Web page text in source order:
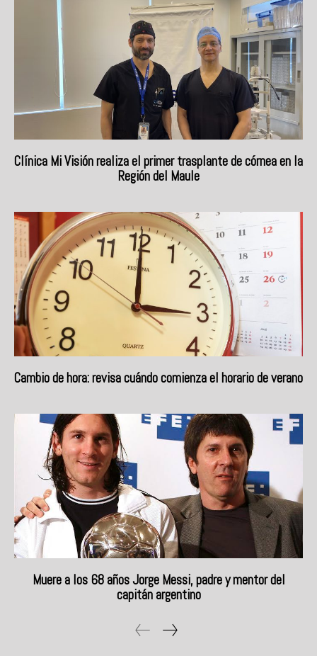
Clínica Mi Visión realiza el primer trasplante de córnea en la
Región del Maule
Cambio de hora: revisa cuándo comienza el horario de verano
Muere a los 68 años Jorge Messi, padre y mentor del
capitán argentino